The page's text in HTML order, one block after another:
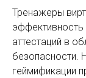
Тренажеры
аттестаций в
безопасности.
геймификации